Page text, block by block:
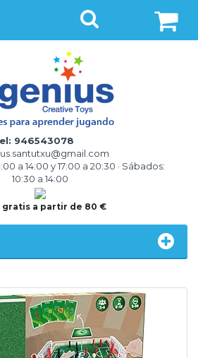
946543078
a 14:00 y 17:00 a 20:30 · Sábados:
10:30 a 14:00
gratis a partir de 80 €